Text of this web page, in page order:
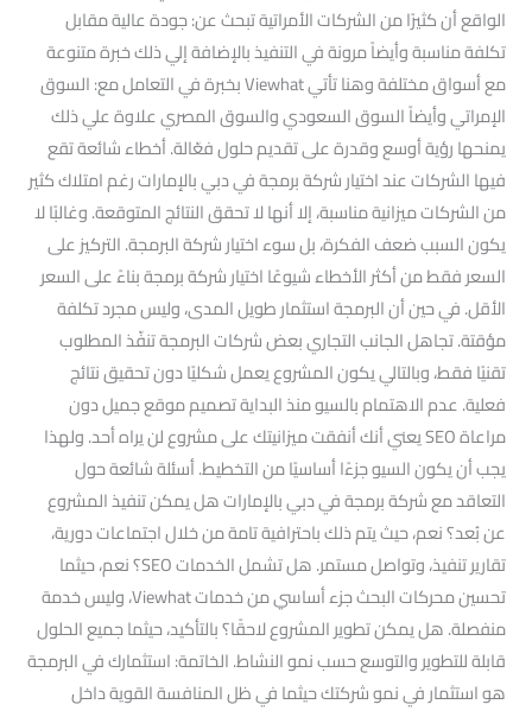
الواقع أن كثيرًا من الشركات الأمراتية تبحث عن: جودة عالية مقابل
تكلفة مناسبة وأيضاً مرونة في التنفيذ بالإضافة إلي ذلك خبرة متنوعة
مع أسواق مختلفة وهنا تأتي Viewhat بخبرة في التعامل مع: السوق
الإمراتي وأيضاً السوق السعودي والسوق المصري علاوة علي ذلك
يمنحها رؤية أوسع وقدرة على تقديم حلول فعّالة. أخطاء شائعة تقع
فيها الشركات عند اختيار شركة برمجة في دبي بالإمارات رغم امتلاك كثير
من الشركات ميزانية مناسبة، إلا أنها لا تحقق النتائج المتوقعة. وغالبًا لا
يكون السبب ضعف الفكرة، بل سوء اختيار شركة البرمجة. التركيز على
السعر فقط من أكثر الأخطاء شيوعًا اختيار شركة برمجة بناءً على السعر
الأقل. في حين أن البرمجة استثمار طويل المدى، وليس مجرد تكلفة
مؤقتة. تجاهل الجانب التجاري بعض شركات البرمجة تنفّذ المطلوب
تقنيًا فقط، وبالتالي يكون المشروع يعمل شكليًا دون تحقيق نتائج
فعلية. عدم الاهتمام بالسيو منذ البداية تصميم موقع جميل دون
مراعاة SEO يعني أنك أنفقت ميزانيتك على مشروع لن يراه أحد. ولهذا
يجب أن يكون السيو جزءًا أساسيًا من التخطيط. أسئلة شائعة حول
التعاقد مع شركة برمجة في دبي بالإمارات هل يمكن تنفيذ المشروع
عن بُعد؟ نعم، حيث يتم ذلك باحترافية تامة من خلال اجتماعات دورية،
تقارير تنفيذ، وتواصل مستمر. هل تشمل الخدمات SEO؟ نعم، حيثما
تحسين محركات البحث جزء أساسي من خدمات Viewhat، وليس خدمة
منفصلة. هل يمكن تطوير المشروع لاحقًا؟ بالتأكيد، حيثما جميع الحلول
قابلة للتطوير والتوسع حسب نمو النشاط. الخاتمة: استثمارك في البرمجة
هو استثمار في نمو شركتك حيثما في ظل المنافسة القوية داخل